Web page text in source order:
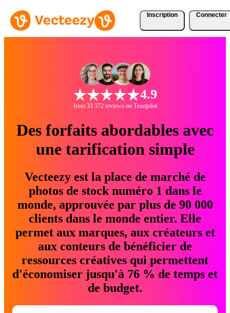
Inscription Connecter
4.9
from 33 572 reviews on Trustpilot
Des forfaits abordables avec
une tarification simple
Vecteezy est la place de marché de
photos de stock numéro 1 dans le
monde, approuvée par plus de 90 000
clients dans le monde entier. Elle
permet aux marques, aux créateurs et
aux conteurs de bénéficier de
ressources créatives qui permettent
d'économiser jusqu'à 76 % de temps et
de budget.